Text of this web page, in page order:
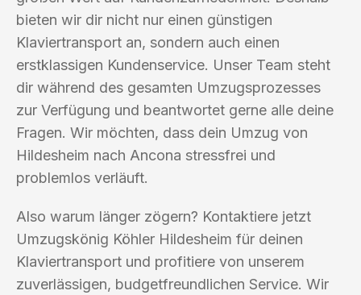
bieten wir dir nicht nur einen günstigen
Klaviertransport an, sondern auch einen
erstklassigen Kundenservice. Unser Team steht
dir während des gesamten Umzugsprozesses
zur Verfügung und beantwortet gerne alle deine
Fragen. Wir möchten, dass dein Umzug von
Hildesheim nach Ancona stressfrei und
problemlos verläuft.
Also warum länger zögern? Kontaktiere jetzt
Umzugskönig Köhler Hildesheim für deinen
Klaviertransport und profitiere von unserem
zuverlässigen, budgetfreundlichen Service. Wir